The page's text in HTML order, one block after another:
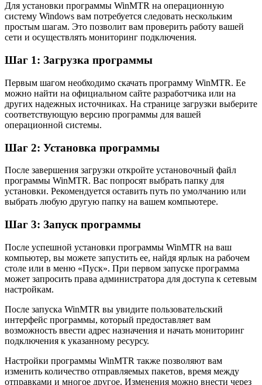
Для установки программы WinMTR на операционную
систему Windows вам потребуется следовать нескольким
простым шагам. Это позволит вам проверить работу вашей
сети и осуществлять мониторинг подключения.
Шаг 1: Загрузка программы
Первым шагом необходимо скачать программу WinMTR. Ее
можно найти на официальном сайте разработчика или на
других надежных источниках. На странице загрузки выберите
соответствующую версию программы для вашей
операционной системы.
Шаг 2: Установка программы
После завершения загрузки откройте установочный файл
программы WinMTR. Вас попросят выбрать папку для
установки. Рекомендуется оставить путь по умолчанию или
выбрать любую другую папку на вашем компьютере.
Шаг 3: Запуск программы
После успешной установки программы WinMTR на ваш
компьютер, вы можете запустить ее, найдя ярлык на рабочем
столе или в меню «Пуск». При первом запуске программа
может запросить права администратора для доступа к сетевым
настройкам.
После запуска WinMTR вы увидите пользовательский
интерфейс программы, который предоставляет вам
возможность ввести адрес назначения и начать мониторинг
подключения к указанному ресурсу.
Настройки программы WinMTR также позволяют вам
изменить количество отправляемых пакетов, время между
отправками и многое другое. Изменения можно внести через